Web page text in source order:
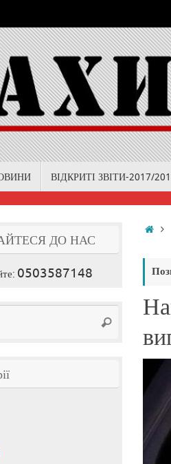
ВІДКРИТІ ЗВІТИ-2017/
ДО НАС
0503587148
Search
Search